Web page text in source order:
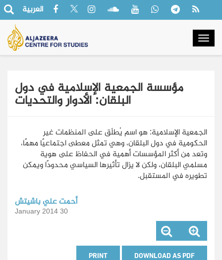
العربية
مؤسسة الجمعية الإسلامية في دول
البلقان: الأدوار والتحديات
الجمعية الإسلامية: هو اسم يُطلَق على المنظمات غير
الحكومية في دول البلقان، وهي تمثل معطى اجتماعيًا مهمًا،
وتعد من أكثر المؤسسات أهمية في الحفاظ على هوية
مسلمي البلقان، ولكن لا يزال تأثيرها السياسي محدودًا ويمكن
تطويره في المستقبل.
أحمت علي باشيتش
30 January 2014
DOWNLOAD AS PDF
PRINT